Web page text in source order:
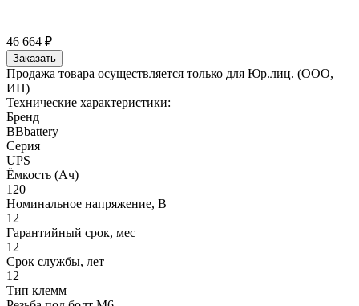
46 664 ₽
Заказать
Продажа товара осуществляется только для Юр.лиц. (ООО,
ИП)
Технические характеристики:
Бренд
BBbattery
Серия
UPS
Ёмкость (Ач)
120
Номинальное напряжение, В
12
Гарантийный срок, мес
12
Срок службы, лет
12
Тип клемм